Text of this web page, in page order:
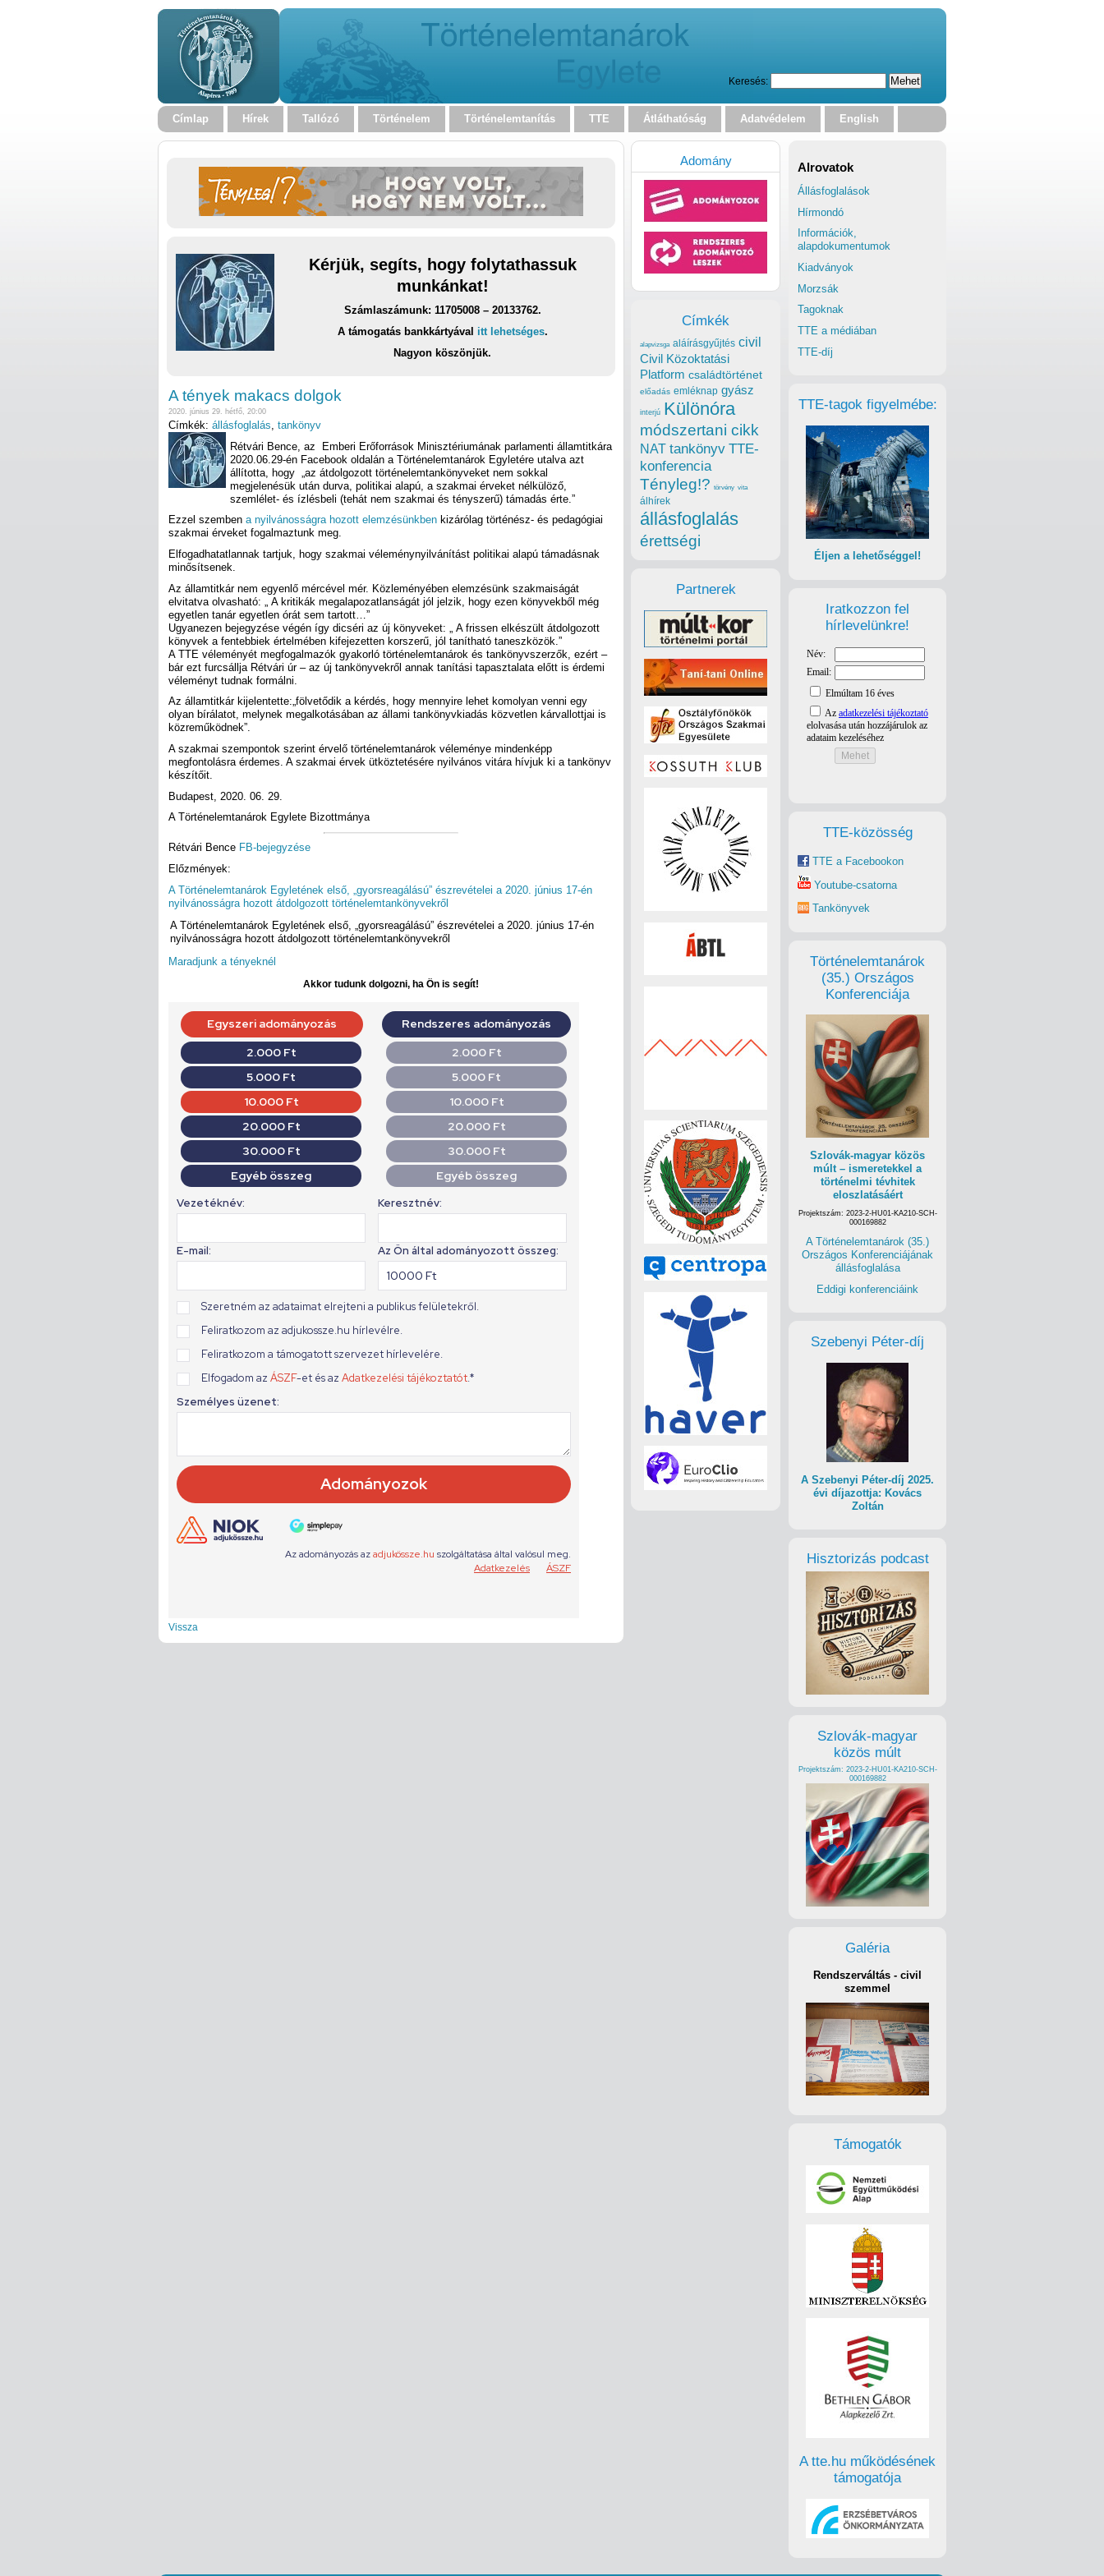
Keresés:
Címlap Hírek Tallózó Történelem Történelemtanítás TTE Átláthatóság Adatvédelem English
Kérjük, segíts, hogy folytathassuk
munkánkat!
Számlaszámunk: 11705008 – 20133762.
A támogatás bankkártyával itt lehetséges.
Nagyon köszönjük.
A tények makacs dolgok
2020. június 29. hétfő, 20:00
Címkék: állásfoglalás, tankönyv
Rétvári Bence, az Emberi Erőforrások Minisztériumának parlamenti államtitkára
2020.06.29-én Facebook oldalán a Történelemtanárok Egyletére utalva azt
állította, hogy „az átdolgozott történelemtankönyveket nem sokkal
megjelenésük után durva, politikai alapú, a szakmai érveket nélkülöző,
szemlélet- és ízlésbeli (tehát nem szakmai és tényszerű) támadás érte.”
Ezzel szemben a nyilvánosságra hozott elemzésünkben kizárólag történész- és pedagógiai
szakmai érveket fogalmaztunk meg.
Elfogadhatatlannak tartjuk, hogy szakmai véleménynyilvánítást politikai alapú támadásnak
minősítsenek.
Az államtitkár nem egyenlő mércével mér. Közleményében elemzésünk szakmaiságát
elvitatva olvasható: „ A kritikák megalapozatlanságát jól jelzik, hogy ezen könyvekből még
egyetlen tanár egyetlen órát sem tartott…”
Ugyanezen bejegyzése végén így dicséri az új könyveket: „ A frissen elkészült átdolgozott
könyvek a fentebbiek értelmében kifejezetten korszerű, jól tanítható taneszközök.”
A TTE véleményét megfogalmazók gyakorló történelemtanárok és tankönyvszerzők, ezért –
bár ezt furcsállja Rétvári úr – az új tankönyvekről annak tanítási tapasztalata előtt is érdemi
véleményt tudnak formálni.
Az államtitkár kijelentette:„fölvetődik a kérdés, hogy mennyire lehet komolyan venni egy
olyan bírálatot, melynek megalkotásában az állami tankönyvkiadás közvetlen kárvallottjai is
közreműködnek”.
A szakmai szempontok szerint érvelő történelemtanárok véleménye mindenképp
megfontolásra érdemes. A szakmai érvek ütköztetésére nyilvános vitára hívjuk ki a tankönyv
készítőit.
Budapest, 2020. 06. 29.
A Történelemtanárok Egylete Bizottmánya
Rétvári Bence FB-bejegyzése
Előzmények:
A Történelemtanárok Egyletének első, „gyorsreagálású” észrevételei a 2020. június 17-én
nyilvánosságra hozott átdolgozott történelemtankönyvekről
A Történelemtanárok Egyletének első, „gyorsreagálású” észrevételei a 2020. június 17-én
nyilvánosságra hozott átdolgozott történelemtankönyvekről
Maradjunk a tényeknél
Akkor tudunk dolgozni, ha Ön is segít!
Vissza
Alrovatok
Állásfoglalások
Hírmondó
Információk,
alapdokumentumok
Kiadványok
Morzsák
Tagoknak
TTE a médiában
TTE-díj
TTE-tagok figyelmébe:
Éljen a lehetőséggel!
Iratkozzon fel
hírlevelünkre!
TTE-közösség
TTE a Facebookon
Youtube-csatorna
Tankönyvek
Történelemtanárok
(35.) Országos
Konferenciája
Szlovák-magyar közös
múlt – ismeretekkel a
történelmi tévhitek
eloszlatásáért
Projektszám: 2023-2-HU01-KA210-SCH-
000169882
A Történelemtanárok (35.)
Országos Konferenciájának
állásfoglalása
Eddigi konferenciáink
Szebenyi Péter-díj
A Szebenyi Péter-díj 2025.
évi díjazottja: Kovács
Zoltán
Hisztorizás podcast
Szlovák-magyar
közös múlt
Projektszám: 2023-2-HU01-KA210-SCH-
000169882
Galéria
Rendszerváltás - civil
szemmel
Támogatók
A tte.hu működésének
támogatója
Adomány
Címkék
alapvizsga aláírásgyűjtés civil
Civil Közoktatási
Platform családtörténet
előadás emléknap gyász
interjú Különóra
módszertani cikk
NAT tankönyv TTE-
konferencia
Tényleg!? törvény vita
álhírek
állásfoglalás
érettségi
Partnerek